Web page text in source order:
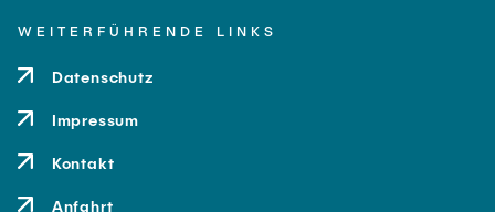
Dette, Ulrike
Huang, Yizhou
Jambagi, Mahendra Bhimappa
Li, Yong
WEITERFÜHRENDE LINKS
Datenschutz
Impressum
Kontakt
Anfahrt